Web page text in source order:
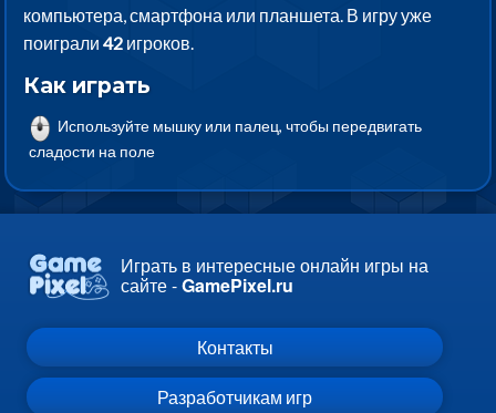
компьютера, смартфона или планшета. В игру уже
поиграли42 игроков.
Как играть
Используйте мышку или палец, чтобы передвигать
сладости на поле
Играть в интересные онлайн игры на
сайте -GamePixel.ru
Контакты
Разработчикам игр